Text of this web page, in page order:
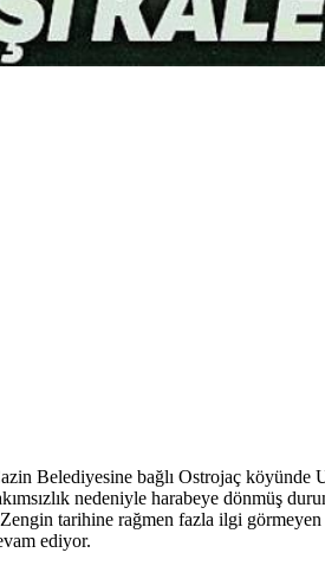
Belediyesine bağlı Ostrojaç köyünde
nedeniyle harabeye dönmüş
tarihine rağmen fazla ilgi görmeyen
ediyor.